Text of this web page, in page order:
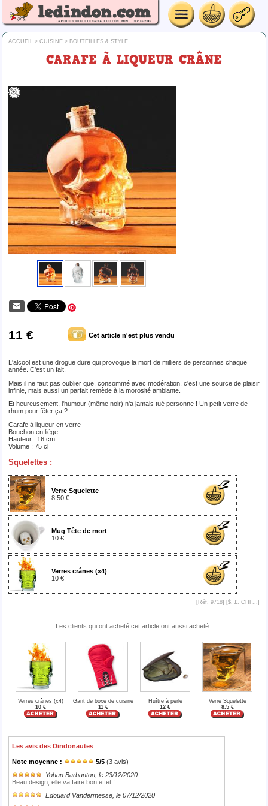
ACCUEIL > CUISINE > BOUTEILLES & STYLE
CARAFE À LIQUEUR CRÂNE
11 € Cet article n'est plus vendu
L'alcool est une drogue dure qui provoque la mort de milliers de personnes chaque
année. C'est un fait.
Mais il ne faut pas oublier que, consommé avec modération, c'est une source de plaisir
infinie, mais aussi un parfait remède à la morosité ambiante.
Et heureusement, l'humour (même noir) n'a jamais tué personne ! Un petit verre de
rhum pour fêter ça ?
Carafe à liqueur en verre
Bouchon en liège
Hauteur : 16 cm
Volume : 75 cl
Squelettes :
Verre Squelette
8.50 €
Mug Tête de mort
10 €
Verres crânes (x4)
10 €
[Réf. 9718] [$, £, CHF... ]
Les clients qui ont acheté cet article ont aussi acheté :
Verres crânes (x4)
10 €
Gant de boxe de cuisine
11 €
Huître à perle
12 €
Verre Squelette
8.5 €
Les avis des Dindonautes
Note moyenne : 5/5 (3 avis)
Yohan Barbanton , le 23/12/2020
Beau design, elle va faire bon effet !
Edouard Vandermesse , le 07/12/2020